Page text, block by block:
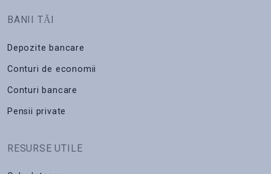
BANII TĂI
Depozite bancare
Conturi de economii
Conturi bancare
Pensii private
RESURSE UTILE